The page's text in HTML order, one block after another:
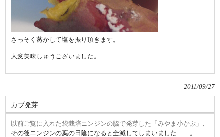
さっそく蒸かして塩を振り頂きます。
大変美味しゅうございました。
2011/09/27
カブ発芽
以前ご覧に入れた袋栽培ニンジンの脇で発芽した「みやま小かぶ」 、
その後ニンジンの葉の日陰になると全滅してしまいました……。